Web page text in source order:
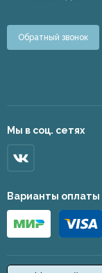
Обратный звонок
Мы в соц. сетях
Варианты оплаты